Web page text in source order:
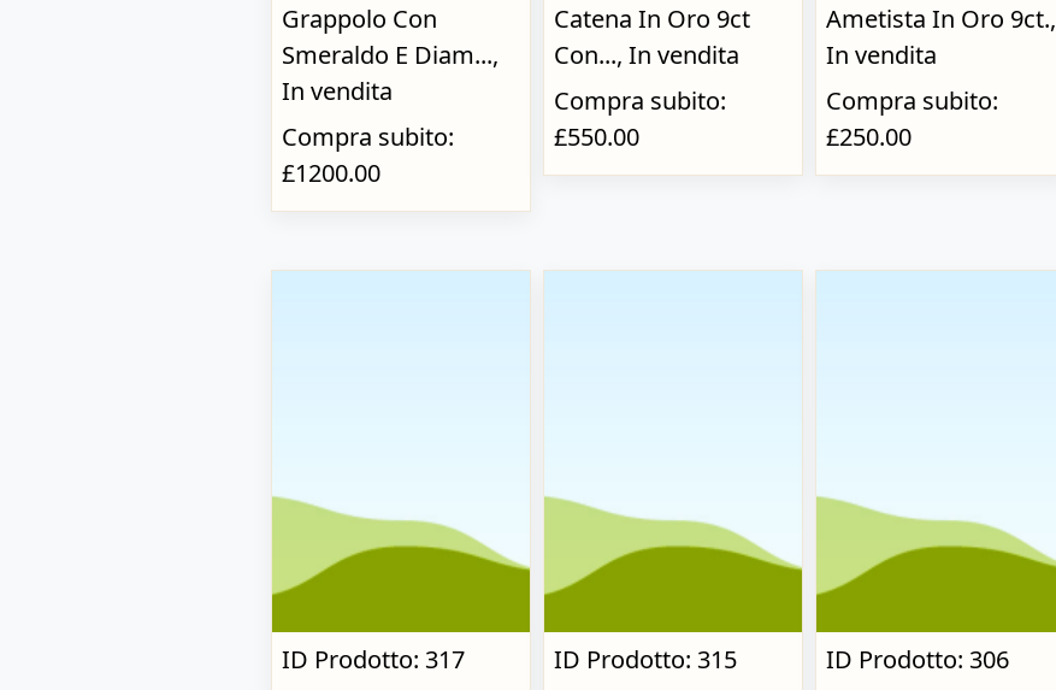
Grappolo Con
Smeraldo E Diam...,
In vendita
Compra subito:
£1200.00
Catena In Oro 9ct
Con..., In vendita
Compra subito:
£550.00
Ametista In Oro 9ct.,
In vendita
Compra subito:
£250.00
ID Prodotto: 317
ID Prodotto: 315
ID Prodotto: 306